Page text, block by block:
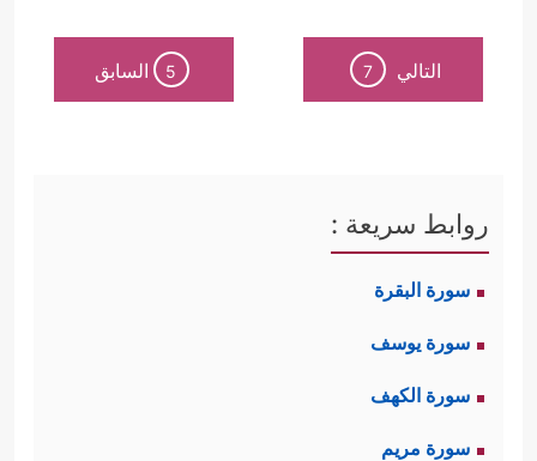
التالي 7
5 السابق
روابط سريعة :
سورة البقرة
سورة يوسف
سورة الكهف
سورة مريم